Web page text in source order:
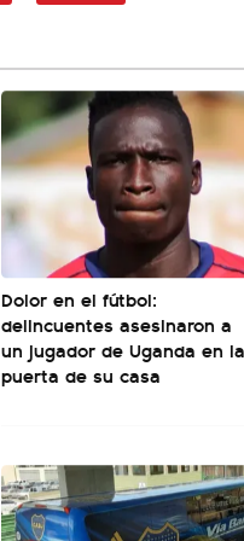
Dolor en el fútbol:
delincuentes asesinaron a
un jugador de Uganda en la
puerta de su casa